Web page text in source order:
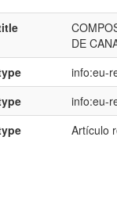
DE
info:eu-
info:eu-
Artículo